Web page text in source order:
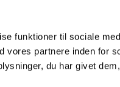
funktioner til sociale
partnere inden for
du har givet